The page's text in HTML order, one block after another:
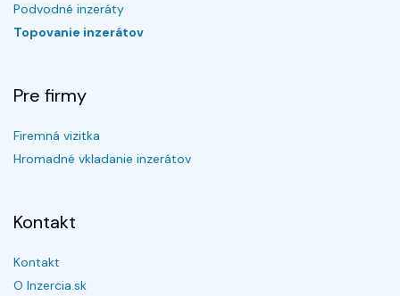
Podvodné inzeráty
Topovanie inzerátov
Pre firmy
Firemná vizitka
Hromadné vkladanie inzerátov
Kontakt
Kontakt
O Inzercia.sk